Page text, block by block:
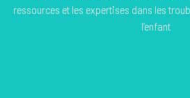
ressources et les expertises dans les
l’enfant